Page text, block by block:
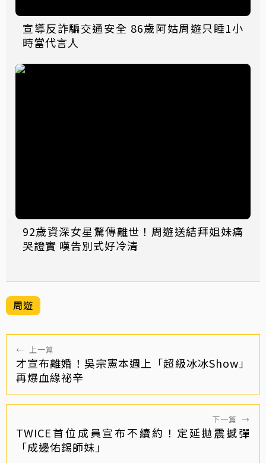
宣導反詐騙交通安全 86歲阿姑周遊只睡1小
時當代言人
92歲資深女星驚傳離世！周遊送結拜姐妹痛
哭證實 嘆告別式好冷清
周遊
← 上一篇
才宣布離婚！吳宗憲本週上「超級冰冰Show」
再爆血緣祕辛
下一篇 →
TWICE首位成員宣布不續約！定延拋震撼彈
「成邊佑錫師妹」